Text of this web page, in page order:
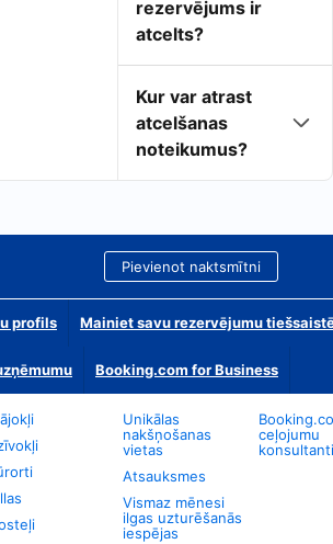
rezervējums ir
atcelts?
Kur var atrast
atcelšanas
noteikumus?
Pievienot naktsmītni
profils Mainiet savu rezervējumu
Booking.com for Business
Unikālas
nakšņošanas
vietas
Atsauksmes
Vismaz mēnesi
ilgas uzturēšanās
iespējas
ceļojumu